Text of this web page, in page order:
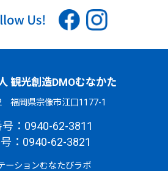
観光創造DMOむなかた
福岡県宗像市江口1177-1
：0940-62-3811
号：0940-62-3821
ーションむなたびラボ